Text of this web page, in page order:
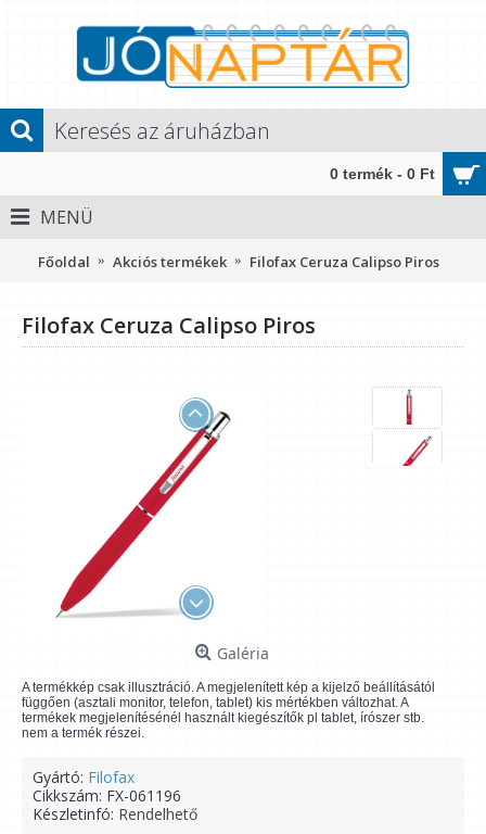
0 termék - 0 Ft
MENÜ
Főoldal Akciós termékek Filofax Ceruza Calipso Piros
Filofax Ceruza Calipso Piros
Galéria
A termékkép csak illusztráció. A megjelenített kép a kijelző beállításától
függően (asztali monitor, telefon, tablet) kis mértékben változhat. A
termékek megjelenítésénél használt kiegészítők pl tablet, írószer stb.
nem a termék részei.
Gyártó: Filofax
Cikkszám: FX-061196
Készletinfó: Rendelhető